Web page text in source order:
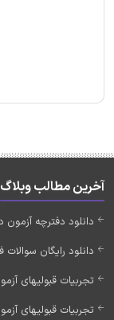
آخرین مطالب وبلاگ
دانلود دفترچه آزمون
دانلود رایگان سوالات
تجربیات قبولیهای
تجربیات قبولیهای